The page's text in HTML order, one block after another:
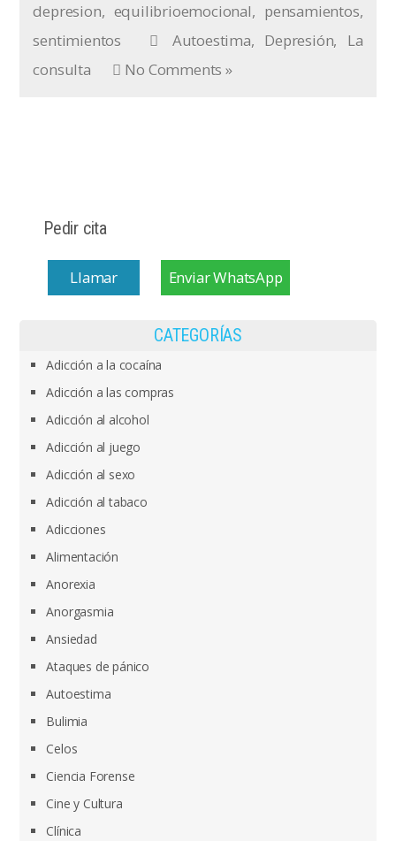
depresion, equilibrioemocional, pensamientos,
sentimientos
Autoestima, Depresión, La
consulta
No Comments »
Pedir cita
Llamar Enviar WhatsApp
CATEGORÍAS
Adicción a la cocaína
Adicción a las compras
Adicción al alcohol
Adicción al juego
Adicción al sexo
Adicción al tabaco
Adicciones
Alimentación
Anorexia
Anorgasmia
Ansiedad
Ataques de pánico
Autoestima
Bulimia
Celos
Ciencia Forense
Cine y Cultura
Clínica